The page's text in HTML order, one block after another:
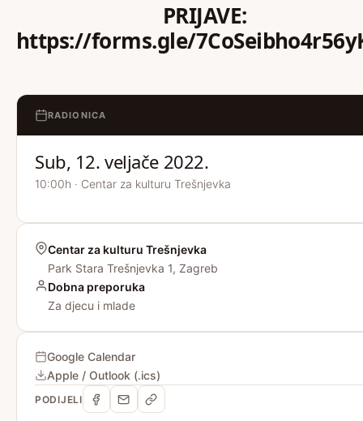
PRIJAVE:
https://forms.gle/
RADIONICA
Sub, 12. veljače 2022.
10:00h · Centar za kulturu Trešnjevka
Centar za kulturu Trešnjevka
Park Stara Trešnjevka 1, Zagreb
Dobna preporuka
Za djecu i mlade
Google Calendar
Apple / Outlook (.ics)
PODIJELI